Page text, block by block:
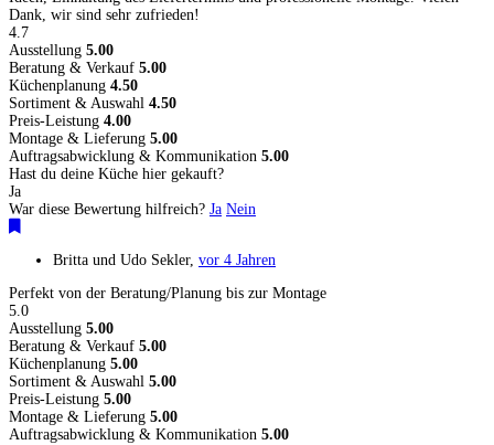
Dank, wir sind sehr zufrieden!
4.7
Ausstellung 5.00
Beratung & Verkauf 5.00
Küchenplanung 4.50
Sortiment & Auswahl 4.50
Preis-Leistung 4.00
Montage & Lieferung 5.00
Auftragsabwicklung & Kommunikation 5.00
Hast du deine Küche hier gekauft?
Ja
War diese Bewertung hilfreich? Ja Nein
Britta und Udo Sekler, vor 4 Jahren
Perfekt von der Beratung/Planung bis zur Montage
5.0
Ausstellung 5.00
Beratung & Verkauf 5.00
Küchenplanung 5.00
Sortiment & Auswahl 5.00
Preis-Leistung 5.00
Montage & Lieferung 5.00
Auftragsabwicklung & Kommunikation 5.00